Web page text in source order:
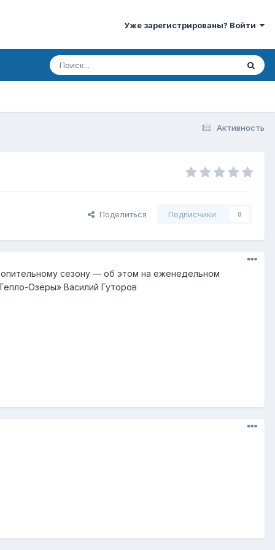
Уже зарегистрированы? Войти
Активность
Поделиться Подписчики 0
сезону — об этом на еженедельном
Озёры» Василий Гуторов